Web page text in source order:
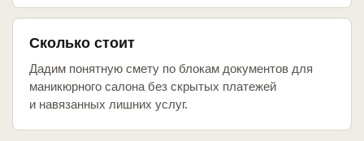
Сколько стоит
Дадим понятную смету по блокам документов для
маникюрного салона без скрытых платежей
и навязанных лишних услуг.